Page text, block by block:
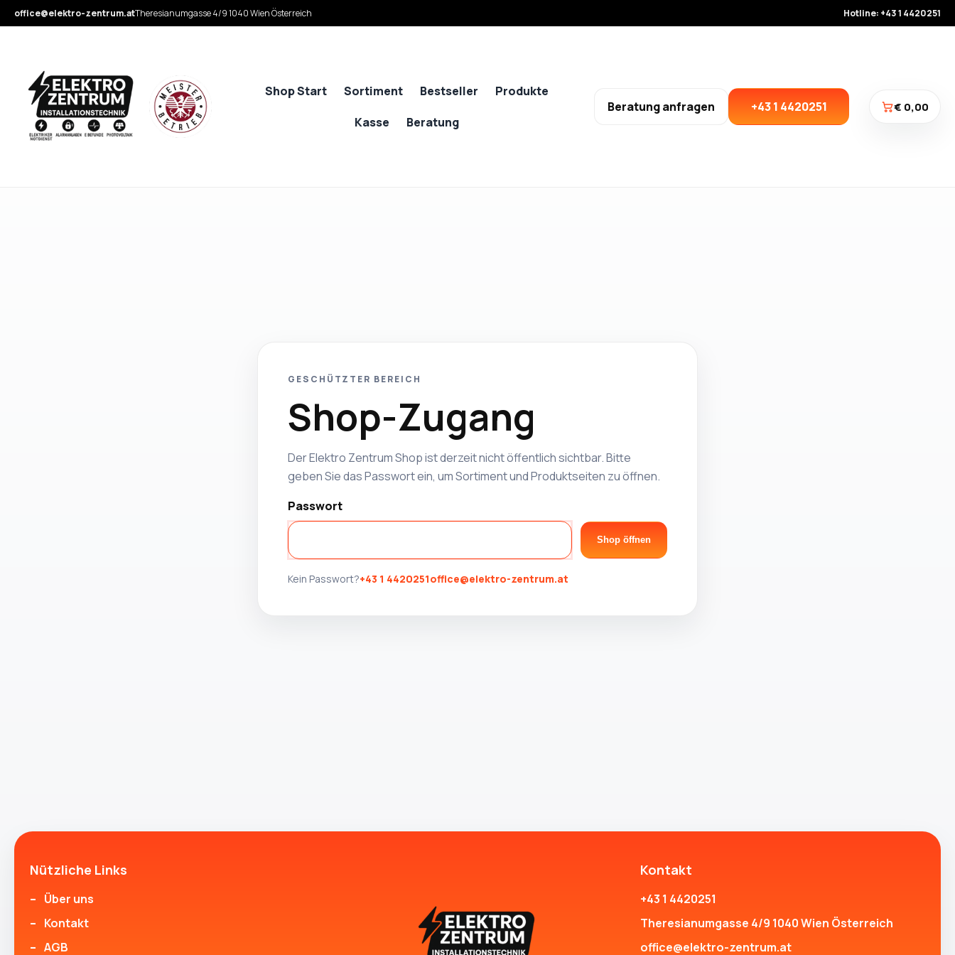
office@elektro-zentrum.atTheresianumgasse 4/9 1040 Wien Österreich Hotline: +43 1 4420251
€ 0,00
Shop Start Sortiment Bestseller
Produkte
Kasse
Beratung
Beratung anfragen +43 1 4420251
GESCHÜTZTER BEREICH
Shop-Zugang
Der Elektro Zentrum Shop ist derzeit nicht öffentlich sichtbar. Bitte
geben Sie das Passwort ein, um Sortiment und Produktseiten zu öffnen.
Passwort
Shop öffnen
Kein Passwort?+43 1 4420251office@elektro-zentrum.at
Nützliche Links
Über uns
Kontakt
AGB
Kontakt
+43 1 4420251
Theresianumgasse 4/9 1040 Wien Österreich
office@elektro-zentrum.at